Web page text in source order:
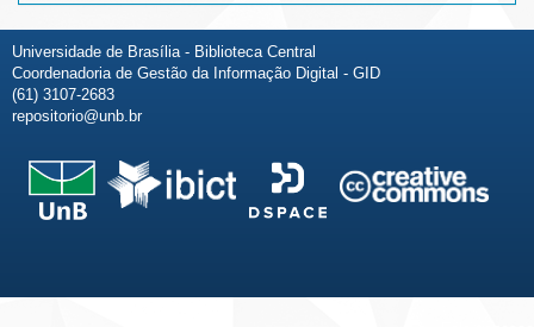
Universidade de Brasília - Biblioteca Central
Coordenadoria de Gestão da Informação Digital - GID
(61) 3107-2683
repositorio@unb.br